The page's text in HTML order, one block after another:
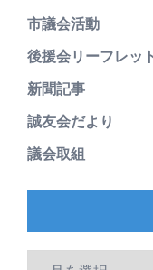
市議会活動
後援会リーフレッ
新聞記事
誠友会だより
議会取組